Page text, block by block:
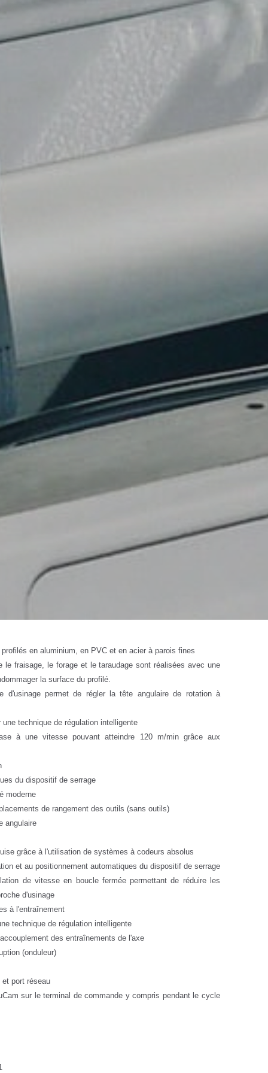
en aluminium, en PVC et en acier à parois fines
le fraisage, le forage et le taraudage sont réalisées avec une
la surface du profilé.
d'usinage permet de régler la tête angulaire de rotation à
technique de régulation intelligente
à une vitesse pouvant atteindre 120 m/min grâce aux
du dispositif de serrage
moderne
de rangement des outils (sans outils)
angulaire
grâce à l'utilisation de systèmes à codeurs absolus
et au positionnement automatiques du dispositif de serrage
de vitesse en boucle fermée permettant de réduire les
d'usinage
à l'entraînement
technique de régulation intelligente
des entraînements de l'axe
(onduleur)
port réseau
sur le terminal de commande y compris pendant le cycle